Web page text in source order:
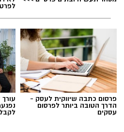
בוי ג'ורג' השיר החדש
למילים וצפו בקלפי הרשמי
פרסום כתבה שיווקית לעסק -
הדרך הטובה ביותר לפרסום
עסקים
עורך